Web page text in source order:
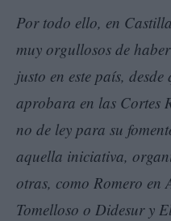
Por todo ello, en
muy orgullosos de
justo en este país,
aprobara en las Cortes
no de ley para su
aquella iniciativa,
otras, como Romero en
Tomelloso o Didesur y